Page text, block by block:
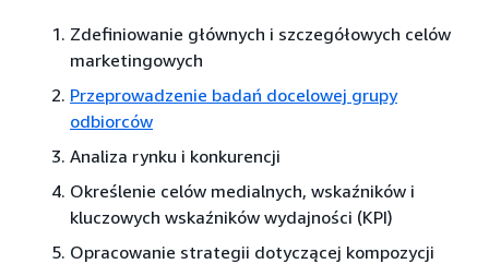
Zdefiniowanie głównych i szczegółowych celów
marketingowych
Przeprowadzenie badań docelowej grupy
odbiorców
Analiza rynku i konkurencji
Określenie celów medialnych, wskaźników i
kluczowych wskaźników wydajności (KPI)
Opracowanie strategii dotyczącej kompozycji